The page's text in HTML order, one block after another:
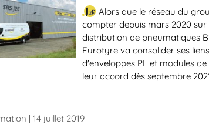
Alors que le réseau du
compter depuis mars 2020 sur
distribution de pneumatiques
Eurotyre va consolider ses
d'enveloppes PL et modules
leur accord dès septembre
| 14 juillet 2019